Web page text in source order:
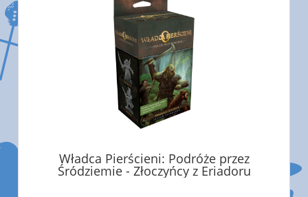
Władca Pierścieni: Podróże przez
Śródziemie - Złoczyńcy z Eriadoru